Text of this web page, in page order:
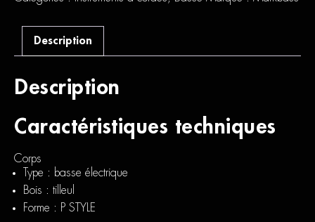
Gloxy
Black
Description
Description
Caractéristiques techniques
Corps
Type : basse électrique
Bois : tilleul
Forme : P STYLE